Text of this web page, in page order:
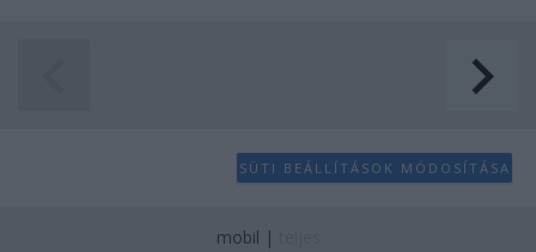
SÜTI BEÁLLÍTÁSOK MÓDOSÍTÁSA
mobil |